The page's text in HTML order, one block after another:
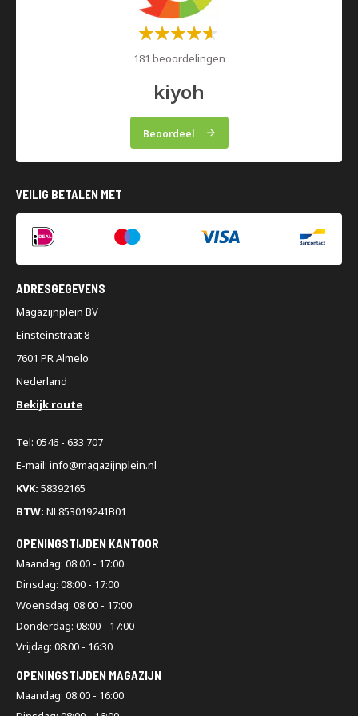
Waardering:
181 beoordelingen
kiyoh
Beoordeel
VEILIG BETALEN MET
ADRESGEGEVENS
Magazijnplein BV
Einsteinstraat 8
7601 PR Almelo
Nederland
Bekijk route
Tel: 0546 - 633 707
E-mail: info@magazijnplein.nl
KVK: 58392165
BTW: NL853019241B01
OPENINGSTIJDEN KANTOOR
Maandag: 08:00 - 17:00
Dinsdag: 08:00 - 17:00
Woensdag: 08:00 - 17:00
Donderdag: 08:00 - 17:00
Vrijdag: 08:00 - 16:30
OPENINGSTIJDEN MAGAZIJN
Maandag: 08:00 - 16:00